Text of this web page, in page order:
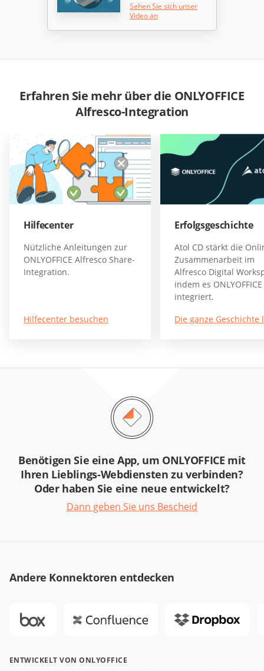
Sehen Sie sich unser
Video an
Erfahren Sie mehr über die ONLYOFFICE
Alfresco-Integration
Hilfecenter
Nützliche Anleitungen zur
ONLYOFFICE Alfresco Share-
Integration.
Hilfecenter besuchen
Erfolgsgeschichte
Atol CD stärkt die
Zusammenarbeit im
Alfresco Digital
indem es
integriert.
Die ganze Geschichte
Benötigen Sie eine App, um ONLYOFFICE mit
Ihren Lieblings-Webdiensten zu verbinden?
Oder haben Sie eine neue entwickelt?
Dann geben Sie uns Bescheid
Andere Konnektoren entdecken
ENTWICKELT VON ONLYOFFICE